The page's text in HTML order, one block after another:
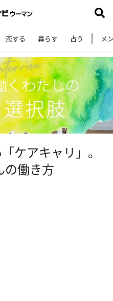
恋する 暮らす 占う メ
ケアキャリ」。
の働き方